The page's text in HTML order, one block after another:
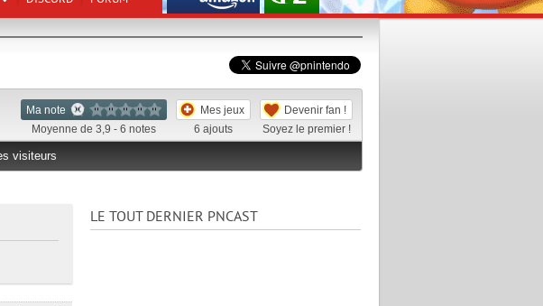
Ma note
Moyenne de 3,9 - 6 notes
Mes jeux
6 ajouts
Devenir fan !
Soyez le premier !
visiteurs
LE TOUT DERNIER PNCAST